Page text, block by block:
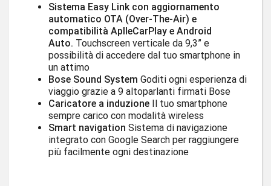
Sistema Easy Link con aggiornamento
automatico OTA (Over-The-Air) e
compatibilità AplleCarPlay e Android
Auto. Touchscreen verticale da 9,3” e
possibilità di accedere dal tuo smartphone in
un attimo
Bose Sound System Goditi ogni esperienza di
viaggio grazie a 9 altoparlanti firmati Bose
Caricatore a induzione Il tuo smartphone
sempre carico con modalità wireless
Smart navigation Sistema di navigazione
integrato con Google Search per raggiungere
più facilmente ogni destinazione